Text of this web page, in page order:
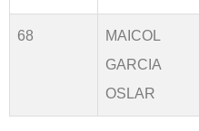
68
MAICOL
GARCIA
OSLAR